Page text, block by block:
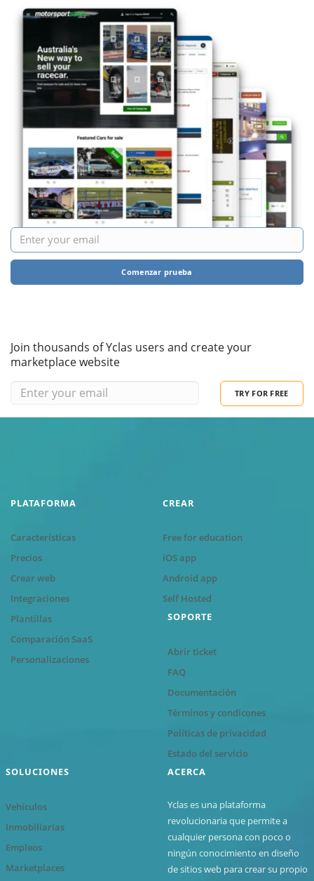
Comenzar prueba
Join thousands of Yclas users and create your
marketplace website
TRY FOR FREE
PLATAFORMA
Características
Precios
Crear web
Integraciones
Plantillas
Comparación SaaS
Personalizaciones
CREAR
Free for education
iOS app
Android app
Self Hosted
SOPORTE
Abrir ticket
FAQ
Documentación
Términos y condicones
Políticas de privacidad
Estado del servicio
SOLUCIONES
Vehículos
Inmobiliarias
Empleos
Marketplaces
ACERCA
Yclas es una plataforma
revolucionaria que permite a
cualquier persona con poco o
ningún conocimiento en diseño
de sitios web para crear su propio